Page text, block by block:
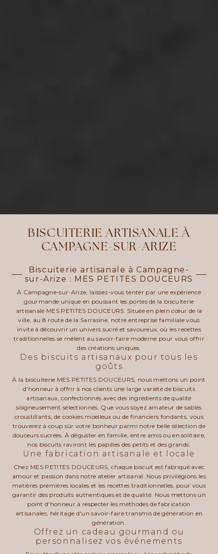
BISCUITERIE ARTISANALE À
CAMPAGNE-SUR-ARIZE
Biscuiterie artisanale à Campagne-
sur-Arize : MES PETITES DOUCEURS
À Campagne-sur-Arize, laissez-vous tenter par une expérience
gourmande unique en poussant les portes de la biscuiterie
artisanale MES PETITES DOUCEURS. Située en plein cœur de la
ville, au 8 route de la Sarrasine, notre entreprise familiale vous
invite à découvrir un univers sucré et savoureux, où les recettes
traditionnelles se mêlent au savoir-faire moderne pour vous offrir
des créations uniques.
Des biscuits artisanaux pour tous les
goûts
À la biscuiterie MES PETITES DOUCEURS, nous mettons un point
d'honneur à offrir à nos clients une large variété de biscuits
artisanaux, confectionnés avec des ingrédients de qualité
soigneusement sélectionnés. Que vous soyez amateur de sablés
croustillants, de cookies moelleux ou de financiers fondants, vous
trouverez à coup sûr votre bonheur parmi notre belle sélection de
douceurs sucrées. À déguster en famille, entre amis ou en solitaire,
nos biscuits raviront les papilles des petits et des grands.
Une fabrication artisanale et locale
Chez MES PETITES DOUCEURS, chaque biscuit est fabriqué avec
amour et passion dans notre atelier artisanal. Nous privilégions les
matières premières locales et les recettes traditionnelles, pour vous
garantir des produits authentiques et de qualité. Nous mettons un
point d'honneur à respecter les méthodes de fabrication
artisanales, héritage d'un savoir-faire transmis de génération en
génération.
Offrez un cadeau gourmand ou
personnalisez vos événements